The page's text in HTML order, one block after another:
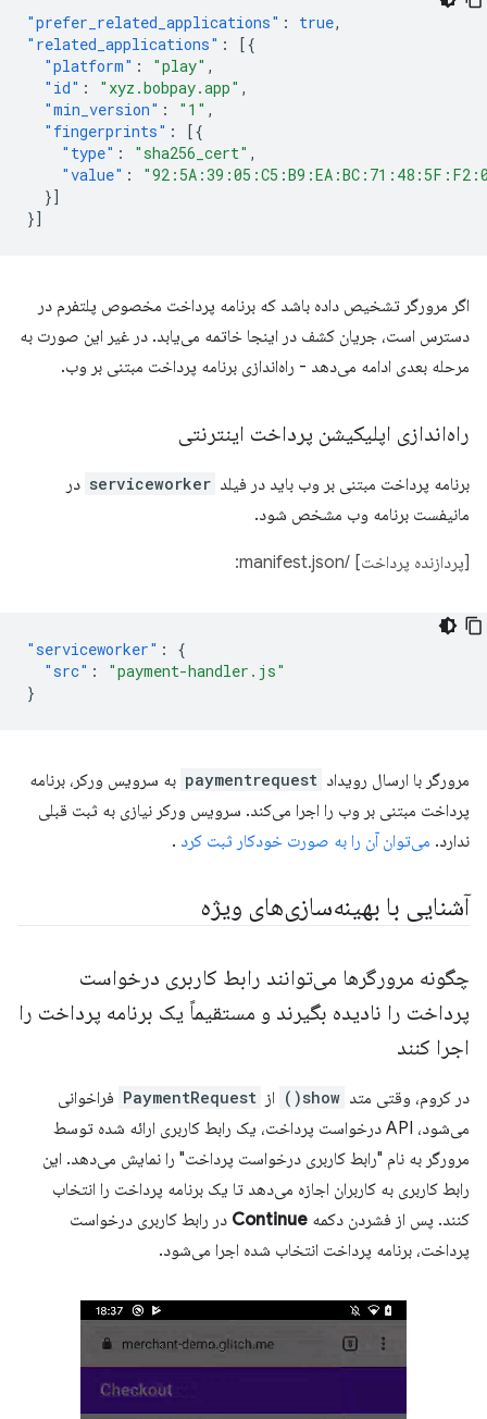
"prefer_related_applications" : true,
"related_applications" :
[{
"platform" : "play" ,
"id" : "xyz.bobpay.app" ,
"min_version" : "1" ,
"fingerprints" :
[{
"type" : "sha256_cert" ,
"value" :
}]
}]
اگر مرورگر تشخیص داده باشد که برنامه پرداخت مخصوص پلتفرم در
دسترس است، جریان کشف در اینجا خاتمه می‌یابد. در غیر این صورت به
مرحله بعدی ادامه می‌دهد - راه‌اندازی برنامه پرداخت مبتنی بر وب.
راه‌اندازی اپلیکیشن پرداخت اینترنتی
برنامه پرداخت مبتنی بر وب باید در فیلد serviceworker در
مانیفست برنامه وب مشخص شود.
[پردازنده پرداخت] /manifest.json:
"serviceworker" :
{
"src" :
"payment-handler.js"
}
مرورگر با ارسال رویداد paymentrequest به سرویس ورکر، برنامه
پرداخت مبتنی بر وب را اجرا می‌کند. سرویس ورکر نیازی به ثبت قبلی
ندارد. می‌توان آن را به صورت خودکار ثبت کرد .
آشنایی با بهینه‌سازی‌های ویژه
چگونه مرورگرها می‌توانند رابط کاربری درخواست
پرداخت را نادیده بگیرند و مستقیماً یک برنامه پرداخت را
اجرا کنند
در کروم، وقتی متد show() از PaymentRequest فراخوانی
می‌شود، API درخواست پرداخت، یک رابط کاربری ارائه شده توسط
مرورگر به نام "رابط کاربری درخواست پرداخت" را نمایش می‌دهد. این
رابط کاربری به کاربران اجازه می‌دهد تا یک برنامه پرداخت را انتخاب
کنند. پس از فشردن دکمه Continue در رابط کاربری درخواست
پرداخت، برنامه پرداخت انتخاب شده اجرا می‌شود.